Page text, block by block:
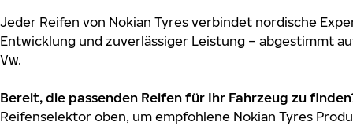
Jeder Reifen von Nokian Tyres verbindet nordische
Entwicklung und zuverlässiger Leistung – abgestimmt
Vw.
Bereit, die passenden Reifen für Ihr Fahrzeug zu
Reifenselektor oben, um empfohlene Nokian Tyres